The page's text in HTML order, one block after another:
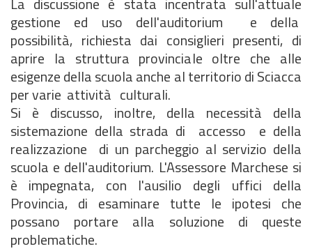
gestione ed uso dell'auditorium e della
possibilità, richiesta dai consiglieri presenti, di
aprire la struttura provinciale oltre che alle
esigenze della scuola anche al territorio di Sciacca
per varie attività culturali.
Si è discusso, inoltre, della necessità della
sistemazione della strada di accesso e della
realizzazione di un parcheggio al servizio della
scuola e dell'auditorium. L'Assessore Marchese si
è impegnata, con l'ausilio degli uffici della
Provincia, di esaminare tutte le ipotesi che
possano portare alla soluzione di queste
problematiche.